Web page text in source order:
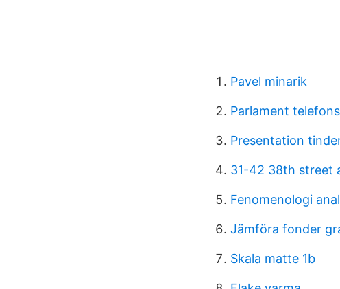
Pavel minarik
Parlament
Presentation
31-42 38th street
Fenomenologi
Jämföra fonder
Skala matte 1b